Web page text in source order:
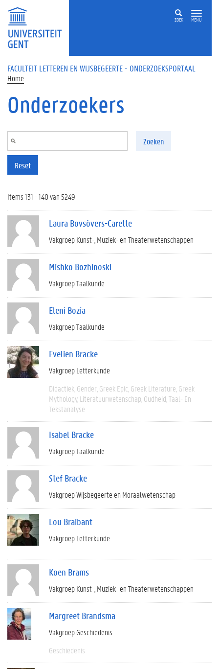
Overslaan en naar de inhoud gaan
ZOEK MENU
FACULTEIT LETTEREN EN WIJSBEGEERTE - ONDERZOEKSPORTAAL
Home
Onderzoekers
Zoeken
Reset
Items 131 - 140 van 5249
Laura Bovsòvers-Carette
Vakgroep Kunst-, Muziek- en Theaterwetenschappen
Mishko Bozhinoski
Vakgroep Taalkunde
Eleni Bozia
Vakgroep Taalkunde
Evelien Bracke
Vakgroep Letterkunde
Didactiek Gender Greek Epic Greek Literature Greek
Mythology Literatuurwetenschap Oudheid Taal- En
Tekstanalyse
Isabel Bracke
Vakgroep Taalkunde
Stef Bracke
Vakgroep Wijsbegeerte en Moraalwetenschap
Lou Braibant
Vakgroep Letterkunde
Koen Brams
Vakgroep Kunst-, Muziek- en Theaterwetenschappen
Margreet Brandsma
Vakgroep Geschiedenis
Geschiedenis